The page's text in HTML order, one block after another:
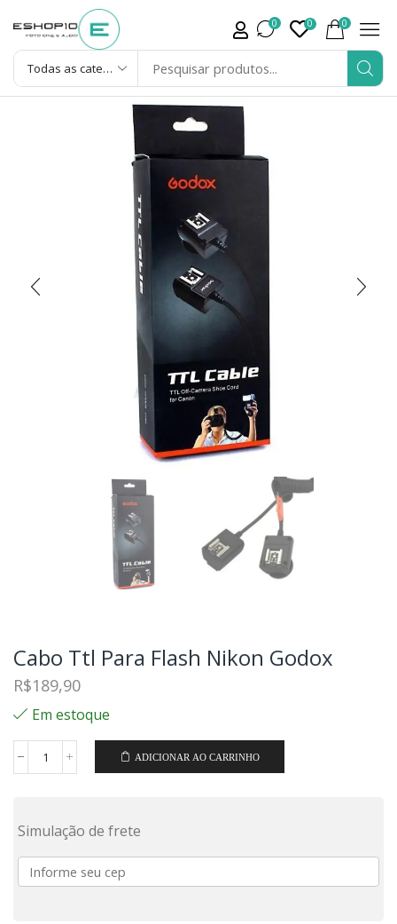
0 0 0
Cabo Ttl Para Flash Nikon Godox
R$189,90
Em estoque
ADICIONAR AO CARRINHO
Simulação de frete